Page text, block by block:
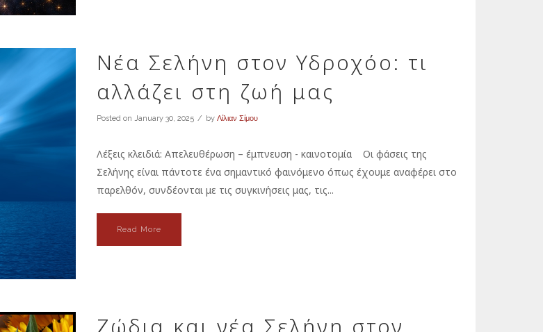
Νέα Σελήνη στον Υδροχόο: τι
αλλάζει στη ζωή μας
Posted on January 30, 2025 by Λίλιαν Σίμου
Λέξεις κλειδιά: Απελευθέρωση – έμπνευση - καινοτομία Οι φάσεις της
Σελήνης είναι πάντοτε ένα σημαντικό φαινόμενο όπως έχουμε αναφέρει στο
παρελθόν, συνδέονται με τις συγκινήσεις μας, τις...
Read More
Ζώδια και νέα Σελήνη στον